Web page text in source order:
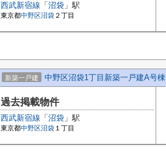
西武新宿線 「 沼袋 」駅
東京都中野区沼袋 ２丁目
新築一戸建 中野区沼袋1丁目新築一戸建A号棟
過去掲載物件
西武新宿線 「 沼袋 」駅
東京都中野区沼袋 １丁目